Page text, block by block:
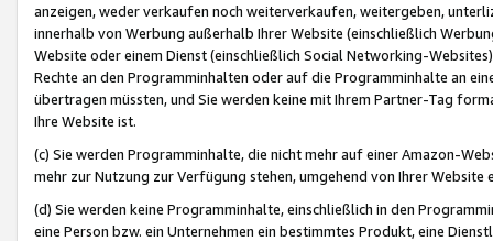
anzeigen, weder verkaufen noch weiterverkaufen, weitergeben,
innerhalb von Werbung außerhalb Ihrer Website (einschließlich
Website oder einem Dienst (einschließlich Social Networking-
Rechte an den Programminhalten oder auf die Programminhalte an
übertragen müssten, und Sie werden keine mit Ihrem Partner-Tag
Ihre Website ist.
(c) Sie werden Programminhalte, die nicht mehr auf einer Amazon-
mehr zur Nutzung zur Verfügung stehen, umgehend von Ihrer
(d) Sie werden keine Programminhalte, einschließlich in den
eine Person bzw. ein Unternehmen ein bestimmtes Produkt, eine